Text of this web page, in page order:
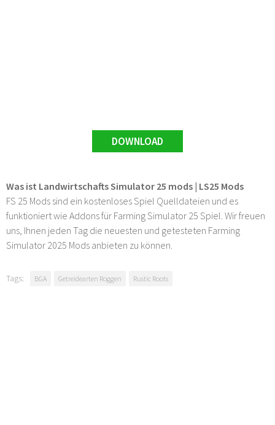
DOWNLOAD
Was ist Landwirtschafts Simulator 25 mods | LS25 Mods
FS 25 Mods sind ein kostenloses Spiel Quelldateien und es
funktioniert wie Addons für Farming Simulator 25 Spiel. Wir freuen
uns, Ihnen jeden Tag die neuesten und getesteten Farming
Simulator 2025 Mods anbieten zu können.
Tags: BGA Getreidearten Roggen Rustic Roots